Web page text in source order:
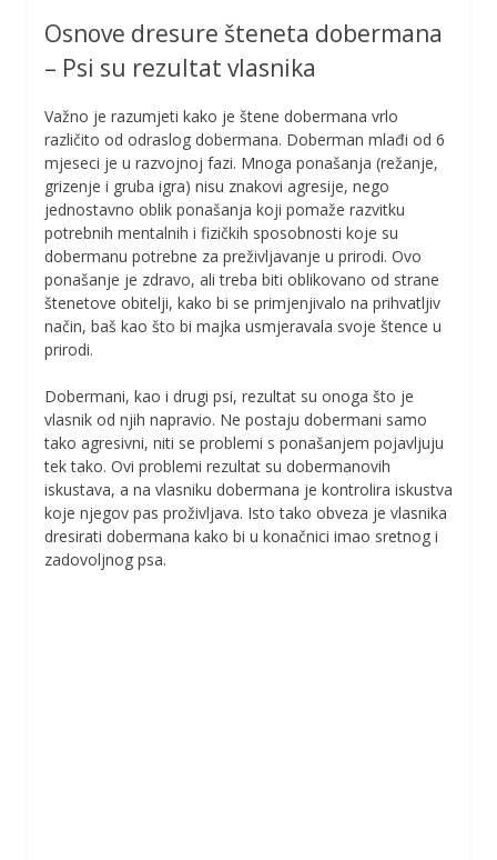
Osnove dresure šteneta dobermana
– Psi su rezultat vlasnika
Važno je razumjeti kako je štene dobermana vrlo
različito od odraslog dobermana. Doberman mlađi od 6
mjeseci je u razvojnoj fazi. Mnoga ponašanja (režanje,
grizenje i gruba igra) nisu znakovi agresije, nego
jednostavno oblik ponašanja koji pomaže razvitku
potrebnih mentalnih i fizičkih sposobnosti koje su
dobermanu potrebne za preživljavanje u prirodi. Ovo
ponašanje je zdravo, ali treba biti oblikovano od strane
štenetove obitelji, kako bi se primjenjivalo na prihvatljiv
način, baš kao što bi majka usmjeravala svoje štence u
prirodi.
Dobermani, kao i drugi psi, rezultat su onoga što je
vlasnik od njih napravio. Ne postaju dobermani samo
tako agresivni, niti se problemi s ponašanjem pojavljuju
tek tako. Ovi problemi rezultat su dobermanovih
iskustava, a na vlasniku dobermana je kontrolira iskustva
koje njegov pas proživljava. Isto tako obveza je vlasnika
dresirati dobermana kako bi u konačnici imao sretnog i
zadovoljnog psa.